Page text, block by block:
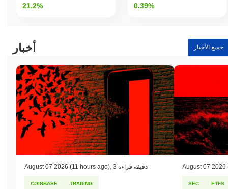
21.2% 0.39%
أخبار جميع الأخبار
August 07 2026 (11 hours ago) 3 دقيقة قراءة
COINBASE TRADING
August 07 2026
SEC ETFS